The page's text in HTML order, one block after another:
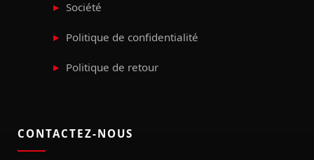
Société
Politique de confidentialité
Politique de retour
CONTACTEZ-NOUS